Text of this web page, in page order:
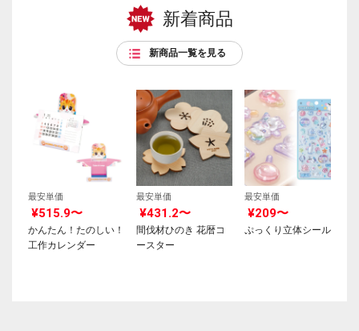
新着商品
新商品一覧を見る
最安単価
¥515.9〜
かんたん！たのしい！
工作カレンダー
最安単価
¥431.2〜
間伐材ひのき 花暦コ
ースター
最安単価
¥209〜
ぷっくり立体シール